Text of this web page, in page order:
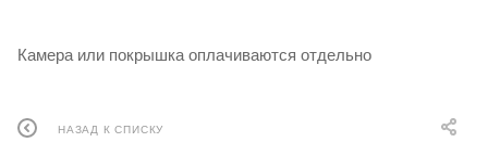
Камера или покрышка оплачиваются отдельно
НАЗАД К СПИСКУ